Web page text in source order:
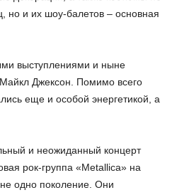
но и их шоу-балетов – основная
выступлениями и ныне
Джексон. Помимо всего
еще и особой энергетикой, а
и неожиданный концерт
рок-группа «Metallica» на
одно поколение. Они